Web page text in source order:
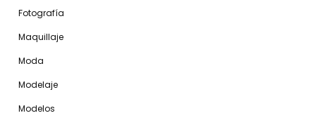
Fotografía
Maquillaje
Moda
Modelaje
Modelos